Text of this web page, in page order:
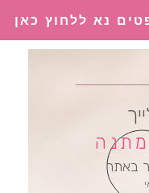
נא ללחוץ כאן
באתר